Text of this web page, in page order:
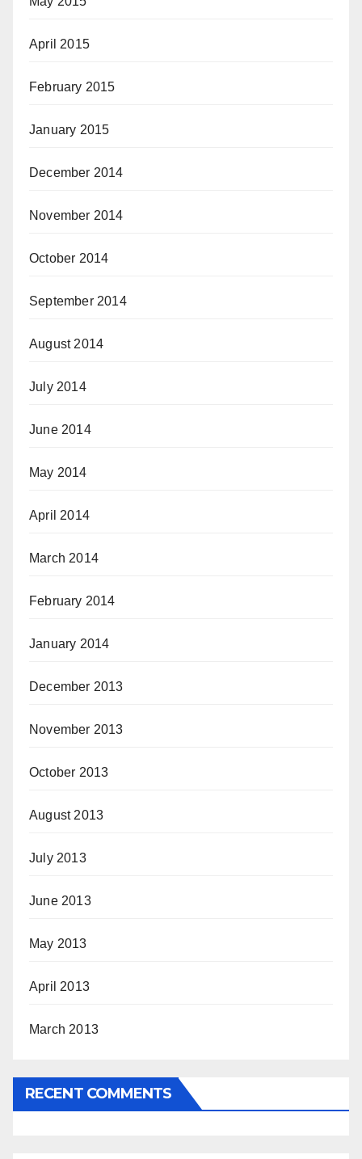
April 2015
February 2015
January 2015
December 2014
November 2014
October 2014
September 2014
August 2014
July 2014
June 2014
May 2014
April 2014
March 2014
February 2014
January 2014
December 2013
November 2013
October 2013
August 2013
July 2013
June 2013
May 2013
April 2013
March 2013
RECENT COMMENTS